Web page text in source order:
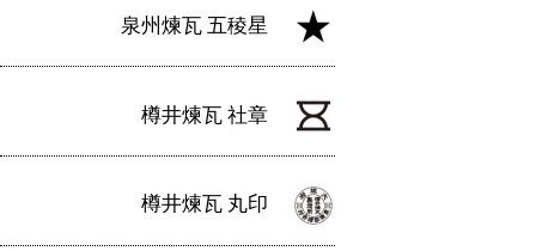
泉州煉瓦 五稜星
樽井煉瓦 社章
樽井煉瓦 丸印